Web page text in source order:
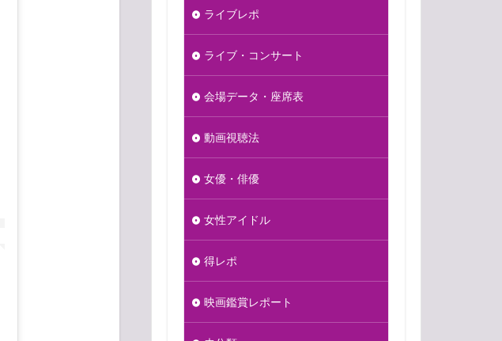
ライブレポ
ライブ・コンサート
会場データ・座席表
動画視聴法
女優・俳優
女性アイドル
得レポ
映画鑑賞レポート